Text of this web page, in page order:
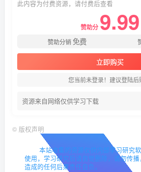
此内容为付费资源，请付费后查看
赞助分 9.99
赞助分销免费
立即购买
您当前未登录！建议登陆
资源来自网络仅供学习下载
© 版权声明
本站收集的资源仅供内部学习研究
使用，学习研究后请自觉删除，请勿传
造成的任何后果责任自负。